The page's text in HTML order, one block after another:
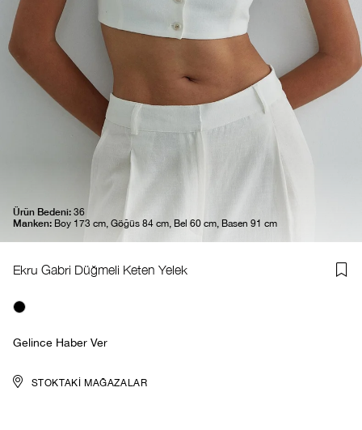
Ürün Bedeni: 36
Manken: Boy 173 cm, Göğüs 84 cm, Bel 60 cm, Basen 91 cm
Ekru Gabri Düğmeli Keten Yelek
Gelince Haber Ver
STOKTAKI MAĞAZALAR